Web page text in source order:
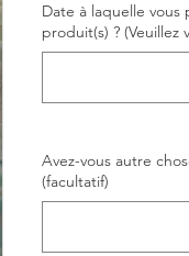
Date à laquelle vous
produit(s) ? (Veuillez
Avez-vous autre
(facultatif)